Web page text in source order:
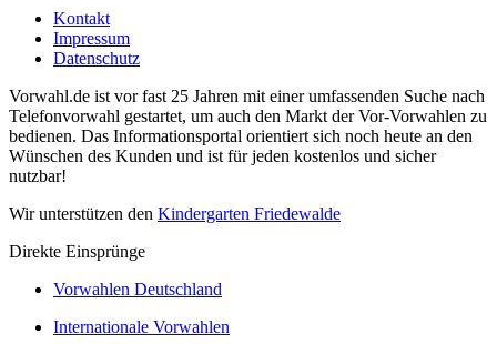
Kontakt
Impressum
Datenschutz
Vorwahl.de ist vor fast 25 Jahren mit einer umfassenden Suche nach
Telefonvorwahl gestartet, um auch den Markt der Vor-Vorwahlen zu
bedienen. Das Informationsportal orientiert sich noch heute an den
Wünschen des Kunden und ist für jeden kostenlos und sicher
nutzbar!
Wir unterstützen den Kindergarten Friedewalde
Direkte Einsprünge
Vorwahlen Deutschland
Internationale Vorwahlen